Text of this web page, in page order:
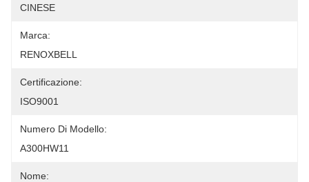
CINESE
Marca:
RENOXBELL
Certificazione:
ISO9001
Numero Di Modello:
A300HW11
Nome: